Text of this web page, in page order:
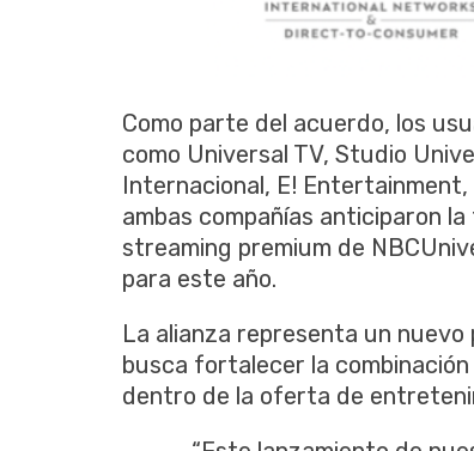
Como parte del acuerdo, los
como Universal TV, Studio
Internacional, E!
ambas compañías anticiparon
streaming premium de
para este año.
La alianza representa un nuevo
busca fortalecer la
dentro de la oferta de